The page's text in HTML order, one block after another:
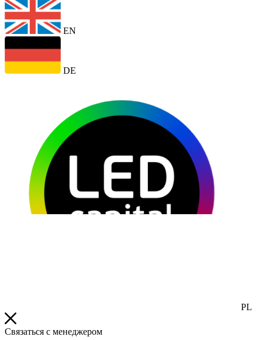
EN
DE
PL
Связаться с менеджером